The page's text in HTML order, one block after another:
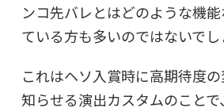
ンコ先バレとはどのような機
ている方も多いのではないでし
これはヘソ入賞時に高期待度
知らせる演出カスタムのこと